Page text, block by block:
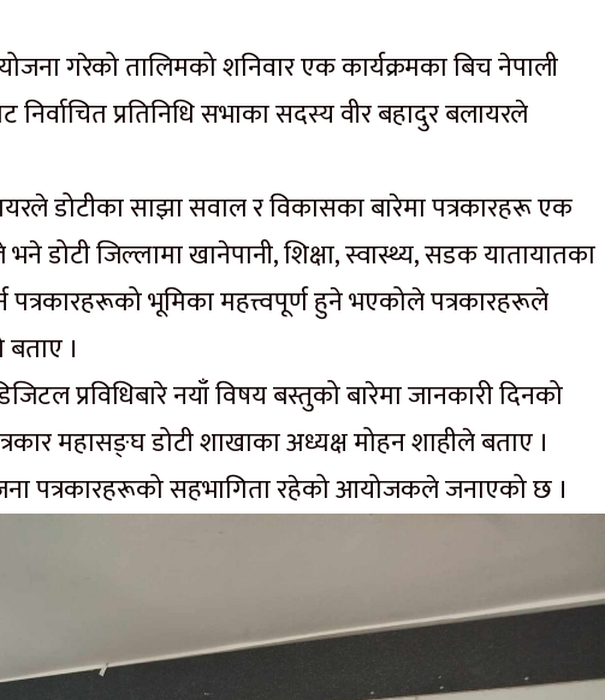
गरेको तालिमको शनिवार एक कार्यक्रमका बिच नेपाली
निर्वाचित प्रतिनिधि सभाका सदस्य वीर बहादुर बलायरले
डोटीका साझा सवाल र विकासका बारेमा पत्रकारहरू एक
डोटी जिल्लामा खानेपानी, शिक्षा, स्वास्थ्य, सडक यातायातका
भूमिका महत्त्वपूर्ण हुने भएकोले पत्रकारहरूले
।
प्रविधिबारे नयाँ विषय बस्तुको बारेमा जानकारी दिनको
महासङ्घ डोटी शाखाका अध्यक्ष मोहन शाहीले बताए ।
पत्रकारहरूको सहभागिता रहेको आयोजकले जनाएको छ ।